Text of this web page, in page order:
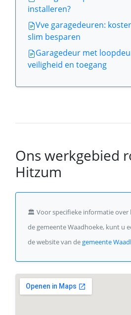
installeren?
Vve garagedeuren:
slim besparen
Garagedeur met
veiligheid en toegang
Ons werkgebied
Hitzum
🏛️ Voor specifieke informatie over
de gemeente Waadhoeke, kunt u
de website van degemeente